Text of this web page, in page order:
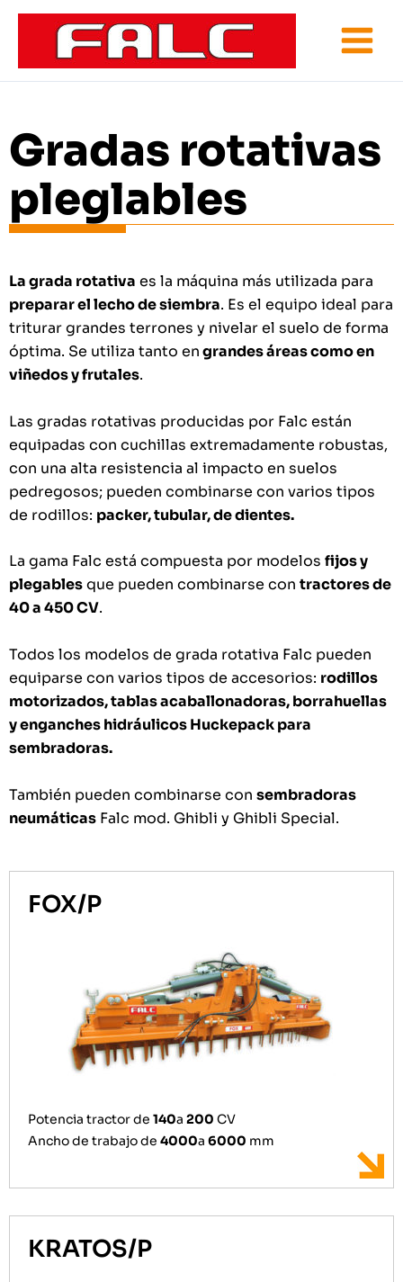
contenido
Gradas rotativas
pleglables
La grada rotativa es la máquina más utilizada para
preparar el lecho de siembra. Es el equipo ideal para
triturar grandes terrones y nivelar el suelo de forma
óptima. Se utiliza tanto engrandes áreas como en
viñedos y frutales.
Las gradas rotativas producidas por Falc están
equipadas con cuchillas extremadamente robustas,
con una alta resistencia al impacto en suelos
pedregosos; pueden combinarse con varios tipos
de rodillos: packer, tubular, de dientes.
La gama Falc está compuesta por modelos fijos y
plegablesque pueden combinarse con tractores de
40 a 450 CV.
Todos los modelos de grada rotativa Falc pueden
equiparse con varios tipos de accesorios: rodillos
motorizados, tablas acaballonadoras, borrahuellas
y enganches hidráulicos Huckepack para
sembradoras.
También pueden combinarse con sembradoras
neumáticas Falc mod. Ghibli y Ghibli Special.​
FOX/P
Potencia tractor de 140a 200 CV
Ancho de trabajo de 4000a 6000 mm
KRATOS/P